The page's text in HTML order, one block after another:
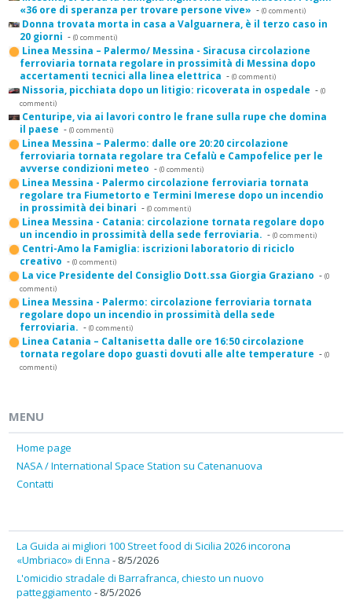
«36 ore di speranza per trovare persone vive» - (0 commenti)
Donna trovata morta in casa a Valguarnera, è il terzo caso in
20 giorni - (0 commenti)
Linea Messina – Palermo/ Messina - Siracusa circolazione
ferroviaria tornata regolare in prossimità di Messina dopo
accertamenti tecnici alla linea elettrica - (0 commenti)
Nissoria, picchiata dopo un litigio: ricoverata in ospedale - (0
commenti)
Centuripe, via ai lavori contro le frane sulla rupe che domina
il paese - (0 commenti)
Linea Messina – Palermo: dalle ore 20:20 circolazione
ferroviaria tornata regolare tra Cefalù e Campofelice per le
avverse condizioni meteo - (0 commenti)
Linea Messina - Palermo circolazione ferroviaria tornata
regolare tra Fiumetorto e Termini Imerese dopo un incendio
in prossimità dei binari - (0 commenti)
Linea Messina - Catania: circolazione tornata regolare dopo
un incendio in prossimità della sede ferroviaria. - (0 commenti)
Centri-Amo la Famiglia: iscrizioni laboratorio di riciclo
creativo - (0 commenti)
La vice Presidente del Consiglio Dott.ssa Giorgia Graziano - (0
commenti)
Linea Messina - Palermo: circolazione ferroviaria tornata
regolare dopo un incendio in prossimità della sede
ferroviaria. - (0 commenti)
Linea Catania – Caltanisetta dalle ore 16:50 circolazione
tornata regolare dopo guasti dovuti alle alte temperature - (0
commenti)
MENU
Home page
NASA / International Space Station su Catenanuova
Contatti
La Guida ai migliori 100 Street food di Sicilia 2026 incorona
«Umbriaco» di Enna - 8/5/2026
L'omicidio stradale di Barrafranca, chiesto un nuovo
patteggiamento - 8/5/2026